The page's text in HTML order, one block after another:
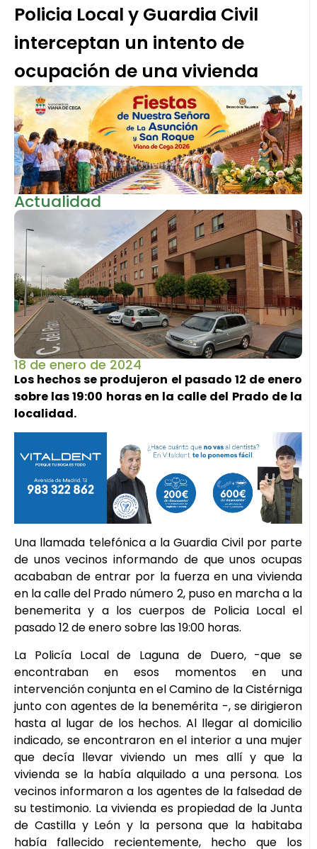
Policia Local y Guardia Civil
interceptan un intento de
ocupación de una vivienda
Actualidad
18 de enero de 2024
Los hechos se produjeron el pasado 12 de enero
sobre las 19:00 horas en la calle del Prado de la
localidad.
Una llamada telefónica a la Guardia Civil por parte
de unos vecinos informando de que unos ocupas
acababan de entrar por la fuerza en una vivienda
en la calle del Prado número 2, puso en marcha a la
benemerita y a los cuerpos de Policia Local el
pasado 12 de enero sobre las 19:00 horas.
La Policía Local de Laguna de Duero, -que se
encontraban en esos momentos en una
intervención conjunta en el Camino de la Cistérniga
junto con agentes de la benemérita -, se dirigieron
hasta al lugar de los hechos. Al llegar al domicilio
indicado, se encontraron en el interior a una mujer
que decía llevar viviendo un mes allí y que la
vivienda se la había alquilado a una persona. Los
vecinos informaron a los agentes de la falsedad de
su testimonio. La vivienda es propiedad de la Junta
de Castilla y León y la persona que la habitaba
había fallecido recientemente, hecho que los